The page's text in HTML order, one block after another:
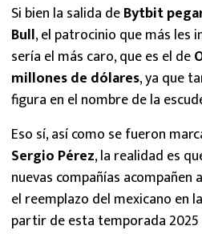
Si bien la salida deBytbit
Bull, el patrocinio que más
sería el más caro, que es el de
millones de dólares, ya que
figura en el nombre de la
Eso sí, así como se fueron
Sergio Pérez, la realidad es
nuevas compañías acompañen
el reemplazo del mexicano en
partir de esta temporada 2025